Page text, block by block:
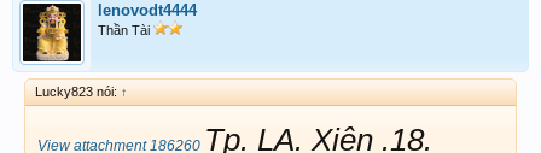
lenovodt4444
Thần Tài
Lucky823 nói: ↑
View attachment 186260 Tp. LA. Xiên .18.